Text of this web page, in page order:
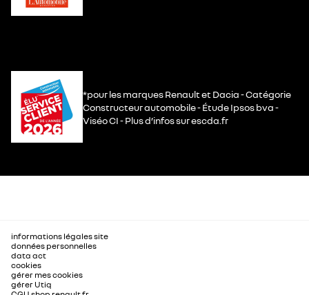
*pour les marques Renault et Dacia - Catégorie
Constructeur automobile - Étude Ipsos bva -
Viséo CI - Plus d’infos sur escda.fr
informations légales site
données personnelles
data act
cookies
gérer mes cookies
gérer Utiq